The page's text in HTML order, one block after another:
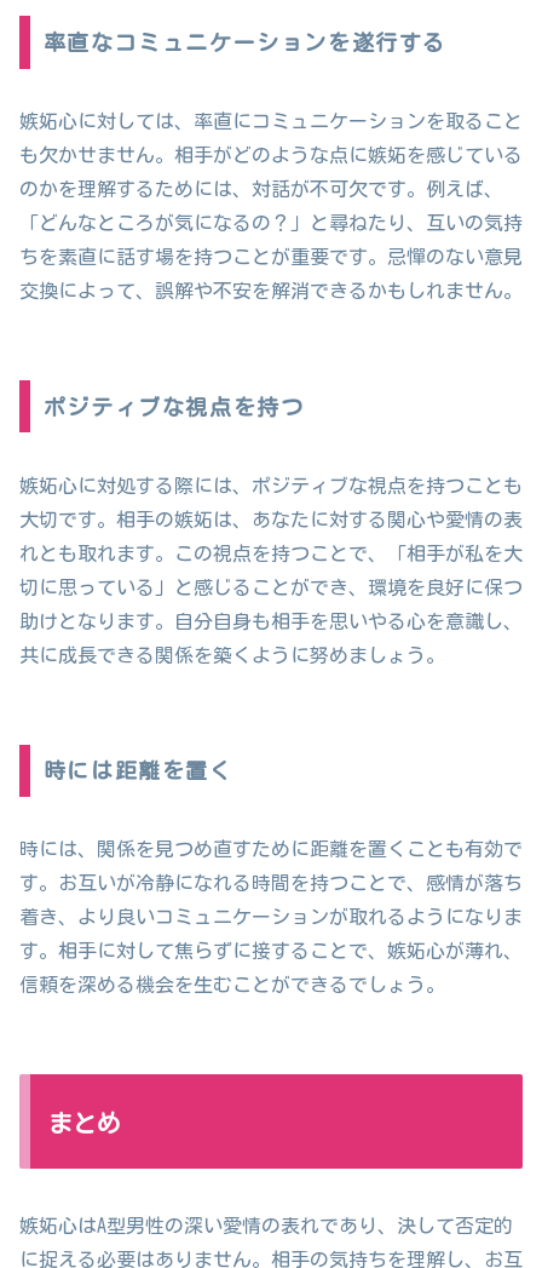
率直なコミュニケーションを遂行する
嫉妬心に対しては、率直にコミュニケーションを取ること
も欠かせません。相手がどのような点に嫉妬を感じている
のかを理解するためには、対話が不可欠です。例えば、
「どんなところが気になるの？」と尋ねたり、互いの気持
ちを素直に話す場を持つことが重要です。忌憚のない意見
交換によって、誤解や不安を解消できるかもしれません。
ポジティブな視点を持つ
嫉妬心に対処する際には、ポジティブな視点を持つことも
大切です。相手の嫉妬は、あなたに対する関心や愛情の表
れとも取れます。この視点を持つことで、「相手が私を大
切に思っている」と感じることができ、環境を良好に保つ
助けとなります。自分自身も相手を思いやる心を意識し、
共に成長できる関係を築くように努めましょう。
時には距離を置く
時には、関係を見つめ直すために距離を置くことも有効で
す。お互いが冷静になれる時間を持つことで、感情が落ち
着き、より良いコミュニケーションが取れるようになりま
す。相手に対して焦らずに接することで、嫉妬心が薄れ、
信頼を深める機会を生むことができるでしょう。
まとめ
嫉妬心はA型男性の深い愛情の表れであり、決して否定的
に捉える必要はありません。相手の気持ちを理解し、お互